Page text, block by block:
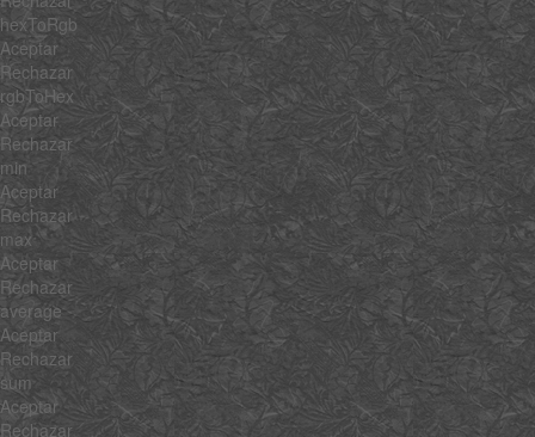
hexToRgb
Aceptar
Rechazar
rgbToHex
Aceptar
Rechazar
min
Aceptar
Rechazar
max
Aceptar
Rechazar
average
Aceptar
Rechazar
sum
Aceptar
Rechazar